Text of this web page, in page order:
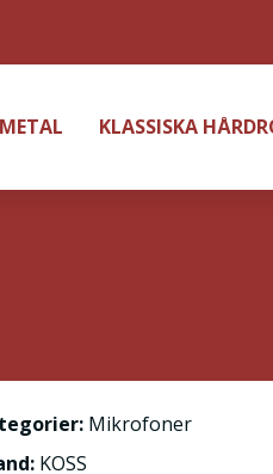
KLASSISKA
Mikrofoner
KOSS